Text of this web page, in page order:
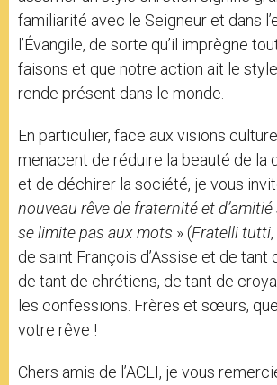
familiarité avec le Seigneur et dans
l’Évangile, de sorte qu’il imprègne
faisons et que notre action ait le
rende présent dans le monde.
En particulier, face aux visions
menacent de réduire la beauté de la
et de déchirer la société, je vous
nouveau rêve de fraternité et
se limite pas aux mots » (Fratelli tutti
de saint François d’Assise et de tant
de tant de chrétiens, de tant de
les confessions. Frères et sœurs,
votre rêve !
Chers amis de l’ACLI, je vous